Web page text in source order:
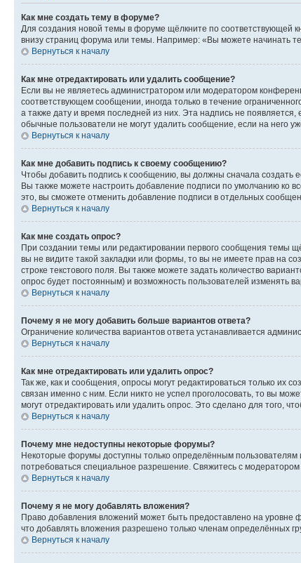
Как мне создать тему в форуме?
Для создания новой темы в форуме щёлкните по соответствующей
внизу страниц форума или темы. Например: «Вы можете начинать
Вернуться к началу
Как мне отредактировать или удалить сообщение?
Если вы не являетесь администратором или модератором
соответствующем сообщении, иногда только в течение
а также дату и время последней из них. Эта надпись не
обычные пользователи не могут удалить сообщение, если на него
Вернуться к началу
Как мне добавить подпись к своему сообщению?
Чтобы добавить подпись к сообщению, вы должны сначала создать
Вы также можете настроить добавление подписи по умолчанию ко
это, вы сможете отменить добавление подписи в отдельных
Вернуться к началу
Как мне создать опрос?
При создании темы или редактировании первого сообщения темы
вы не видите такой закладки или формы, то вы не имеете прав на
строке текстового поля. Вы также можете задать количество
опрос будет постоянным) и возможность пользователей изменять
Вернуться к началу
Почему я не могу добавить больше вариантов ответа?
Ограничение количества вариантов ответа устанавливается
Вернуться к началу
Как мне отредактировать или удалить опрос?
Так же, как и сообщения, опросы могут редактироваться только их
связан именно с ним. Если никто не успел проголосовать, то вы
могут отредактировать или удалить опрос. Это сделано для того,
Вернуться к началу
Почему мне недоступны некоторые форумы?
Некоторые форумы доступны только определённым пользователям
потребоваться специальное разрешение. Свяжитесь с
Вернуться к началу
Почему я не могу добавлять вложения?
Право добавления вложений может быть предоставлено на
что добавлять вложения разрешено только членам определённых
Вернуться к началу